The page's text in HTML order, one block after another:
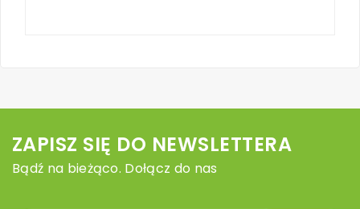
ZAPISZ SIĘ DO NEWSLETTERA
Bądź na bieżąco. Dołącz do nas